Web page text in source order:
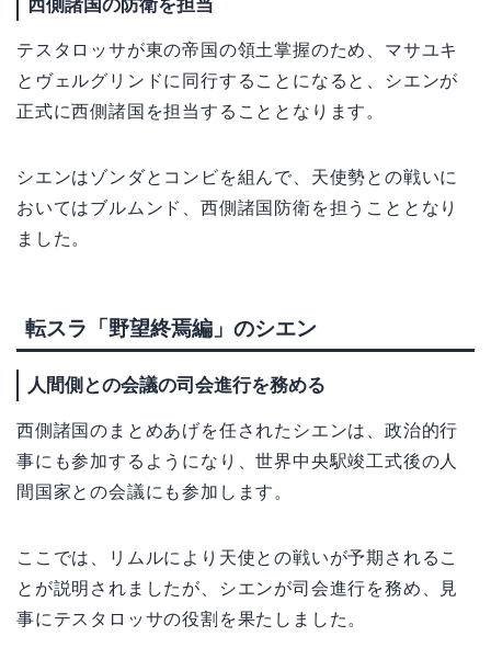
西側諸国の防衛を担当
テスタロッサが東の帝国の領土掌握のため、マサユキ
とヴェルグリンドに同行することになると、シエンが
正式に西側諸国を担当することとなります。
シエンはゾンダとコンビを組んで、天使勢との戦いに
おいてはブルムンド、西側諸国防衛を担うこととなり
ました。
転スラ「野望終焉編」のシエン
人間側との会議の司会進行を務める
西側諸国のまとめあげを任されたシエンは、政治的行
事にも参加するようになり、世界中央駅竣工式後の人
間国家との会議にも参加します。
ここでは、リムルにより天使との戦いが予期されるこ
とが説明されましたが、シエンが司会進行を務め、見
事にテスタロッサの役割を果たしました。